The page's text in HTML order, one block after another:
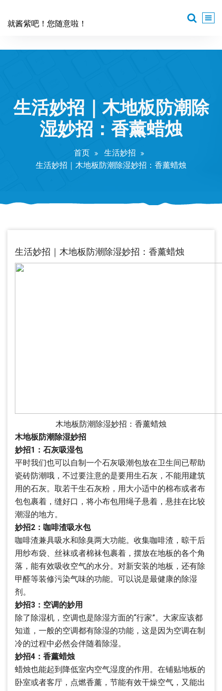
就酱紫吧！您随意啦！
生活妙招｜木地板防潮除
湿妙招：香薰蜡烛
首页
生活妙招
生活妙招｜木地板防潮除湿妙招：香薰蜡烛
生活妙招｜木地板防潮除湿妙招：香薰蜡烛
木地板防潮除湿妙招：香薰蜡烛
木地板防潮除湿妙招
妙招1：石灰吸湿包
平时我们也可以自制一个石灰吸潮包放在卫生间已帮助
瓷砖防潮哦，不过要注意的是要用生石灰，不能用建筑
用的石灰。取若干生石灰粉，用大小适中的棉布或者布
包包裹着，缝好口，将小布包用绳子悬着，悬挂在比较
潮湿的地方。
妙招2：咖啡渣吸水包
咖啡渣兼具吸水和除臭两大功能。收集咖啡渣，晾干后
用纱布袋、丝袜或者棉袜包裹着，摆放在地板的各个角
落，能有效吸收空气的水分。对新安装的地板，还有除
甲醛等装修污染气味的功能。可以说是最健康的除湿
剂。
妙招3：空调的妙用
除了除湿机，空调也是除湿方面的“行家”。大家应该都
知道，一般的空调都有除湿的功能，这是因为空调在制
冷的过程中必然会伴随着除湿。
妙招4：香薰蜡烛
蜡烛也能起到降低室内空气湿度的作用。在铺贴地板的
卧室或者客厅，点燃香薰，节能有效干燥空气，又能出